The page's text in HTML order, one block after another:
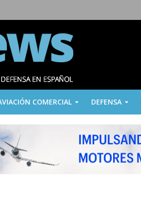
COMERCIAL DEFENSA